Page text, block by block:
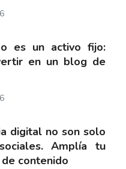
es un activo fijo:
en un blog de
digital no son solo
Amplía tu
de contenido